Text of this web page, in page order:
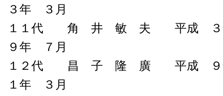
３年 ３月
１１代 角 井 敏 夫 平成
９年 ７月
１２代 昌 子 隆 廣 平成 ９
１年 ３月